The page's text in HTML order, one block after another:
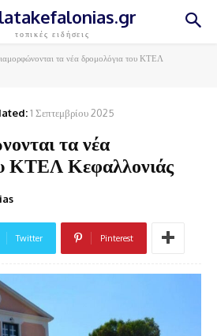
τοπικές ειδήσεις
τα νέα δρομολόγια του ΚΤΕΛ
1 Σεπτεμβρίου 2025
τα νέα
ΚΤΕΛ Κεφαλλονιάς
Twitter Pinterest